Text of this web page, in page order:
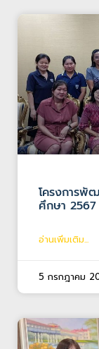
โครงการพั
ศึกษา 2567
อ่านเพิ่มเติม...
5 กรกฎาคม